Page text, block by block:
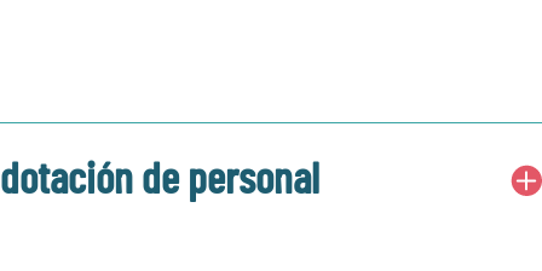
dotación de personal